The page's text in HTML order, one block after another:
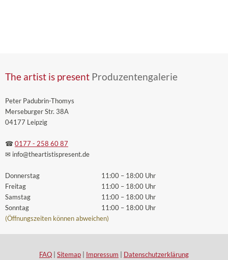
The artist is present Produzentengalerie
Peter Padubrin-Thomys
Merseburger Str. 38A
04177 Leipzig
☎ 0177 - 258 60 87
✉ info@theartistispresent.de
Donnerstag
Freitag
Samstag
Sonntag
11:00 – 18:00 Uhr
11:00 – 18:00 Uhr
11:00 – 18:00 Uhr
11:00 – 18:00 Uhr
(Öffnungszeiten können abweichen)
FAQ Sitemap Impressum Datenschutzerklärung